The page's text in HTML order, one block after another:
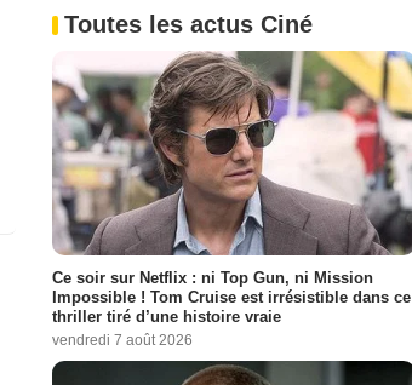
Toutes les actus Ciné
Ce soir sur Netflix : ni Top Gun, ni Mission
Impossible ! Tom Cruise est irrésistible dans ce
thriller tiré d’une histoire vraie
vendredi 7 août 2026